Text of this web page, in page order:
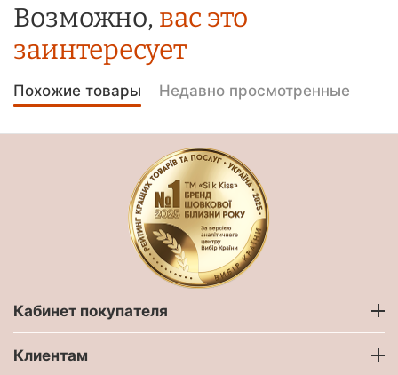
Возможно, вас это
заинтересует
Похожие товары Недавно просмотренные
Кабинет покупателя
Клиентам